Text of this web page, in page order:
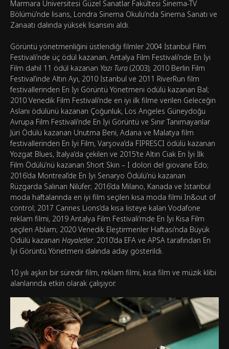
Marmara Üniversitesi Güzel Sanatlar Fakültesi Sinema-TV
Bölümü’nde lisans, Londra Sinema Okulu’nda Sinema Sanatı ve
Zanaatı dalında yüksek lisansını aldı.
Görüntü yönetmenliğini üstlendiği filmler 2004 İstanbul Film
Festivali’nde üç ödül kazanan, Antalya Film Festivali’nde En İyi
Film dahil 11 ödül kazanan Yazı Tura (2003); 2010 Berlin Film
Festival’inde Altın Ayı, 2010 İstanbul ve 2011 RiverRun film
festivallerinden En İyi Görüntü Yönetmeni ödülü kazanan Bal;
2010 Venedik Film Festivali’nde en iyi ilk filme verilen Geleceğin
Aslanı ödülünü kazanan Çoğunluk, Los Angeles Güneydoğu
Avrupa Film Festivali’nde En İyi Görüntü ve Sınır Tanımayanlar
Jüri Ödülü kazanan Unutma Beni, Adana ve Malatya film
festivallerinden En İyi Film, Varşova’da FIPRESCI ödülü kazanan
Yozgat Blues, İtalya’da çekilen ve 2015’te Altın Ciak En İyi İlk
Film Ödülü’nü kazanan Short Skin – I dolori del giovane Edo;
2016’da Montreal’de En İyi Senaryo Ödülü’nü kazanan
Rüzgarda Salınan Nilüfer; 2016’da Milano, Kanada ve İstanbul
moda haftalarında en iyi film seçilen kısa moda filmi In&out of
control; 2017 Cannes Lions’da kısa listeye kalan Vodafone
reklam filmi, 2019 Antalya Film Festivali’mde En İyi Kısa Film
seçilen Ablam; 2020 Venedik Eleştirmenler Haftası’nda Büyük
Ödülü kazanan Hayaletler. 2010’da EFA ve APSA tarafından En
İyi Görüntü Yönetmeni dalında aday gösterildi.
10 yılı aşkın bir süredir film, reklam filmi, kısa film ve müzik klibi
alanlarında etkin olarak çalışıyor.